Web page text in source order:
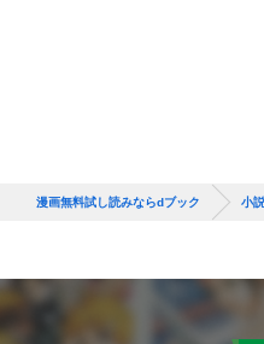
漫画無料試し読みならdブック 小